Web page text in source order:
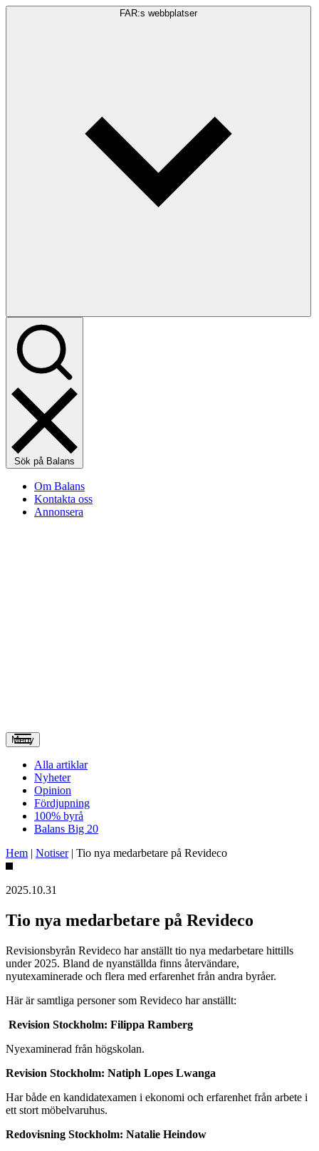
FAR:s webbplatser
Sök på Balans
Om Balans
Kontakta oss
Annonsera
Meny
Alla artiklar
Nyheter
Opinion
Fördjupning
100% byrå
Balans Big 20
Hem | Notiser| Tio nya medarbetare på Revideco
2025.10.31
Tio nya medarbetare på Revideco
Revisionsbyrån Revideco har anställt tio nya medarbetare hittills
under 2025. Bland de nyanställda finns återvändare,
nyutexaminerade och flera med erfarenhet från andra byråer.
Här är samtliga personer som Revideco har anställt:
Revision Stockholm: Filippa Ramberg
Nyexaminerad från högskolan.
Revision Stockholm: Natiph Lopes Lwanga
Har både en kandidatexamen i ekonomi och erfarenhet från arbete i
ett stort möbelvaruhus.
Redovisning Stockholm: Natalie Heindow